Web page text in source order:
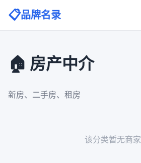
📋品牌名录
🏠 房产中介
新房、二手房、租房
该分类暂无商家